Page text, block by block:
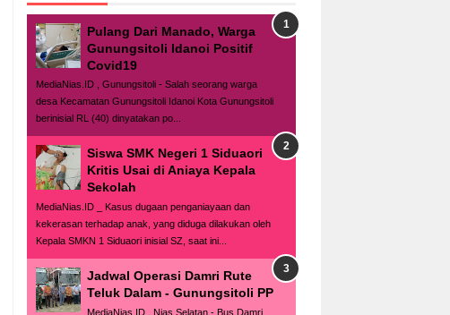
Pulang Dari Manado, Warga
Gunungsitoli Idanoi Positif
Covid19
MediaNias.ID , Gunungsitoli - Salah seorang warga
desa Kecamatan Gunungsitoli Idanoi Kota Gunungsitoli
berinisial RL (40) dinyatakan po...
Siswa SMK Negeri 1 Siduaori
Kritis Usai di Aniaya Kepala
Sekolah
MediaNias.ID _ Kasus dugaan penganiayaan dan
kekerasan terhadap anak, yang diduga dilakukan oleh
Kepala SMKN 1 Siduaori inisial SZ, saat ini...
Jadwal Operasi Damri Rute
Teluk Dalam - Gunungsitoli PP
MediaNias.ID , Nias Selatan - Bus Damri